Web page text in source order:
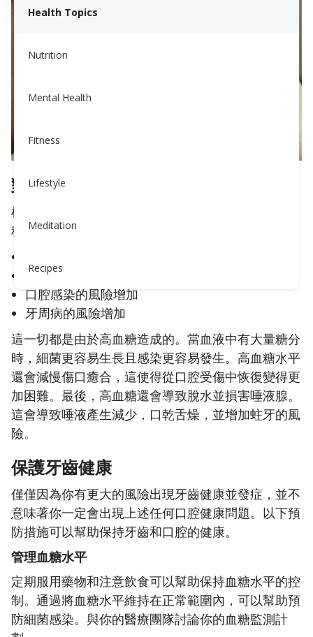
Health Topics
Nutrition
Mental Health
Fitness
Lifestyle
Meditation
Recipes
對牙齒健康的影響
根據
科健康的許多不同領域。它會導致
牙齦炎（牙齦發炎和出血）的風險增加
口腔感染的風險增加
牙周病的風險增加
這一切都是由於高血糖造成的。當血液中有大量糖分
時，細菌更容易生長且感染更容易發生。高血糖水平
還會減慢傷口癒合，這使得從口腔受傷中恢復變得更
加困難。最後，高血糖還會導致脫水並損害唾液腺。
這會導致唾液產生減少，口乾舌燥，並增加蛀牙的風
險。
保護牙齒健康
僅僅因為你有更大的風險出現牙齒健康並發症，並不
意味著你一定會出現上述任何口腔健康問題。以下預
防措施可以幫助保持牙齒和口腔的健康。
管理血糖水平
定期服用藥物和注意飲食可以幫助保持血糖水平的控
制。通過將血糖水平維持在正常範圍內，可以幫助預
防細菌感染。與你的醫療團隊討論你的血糖監測計